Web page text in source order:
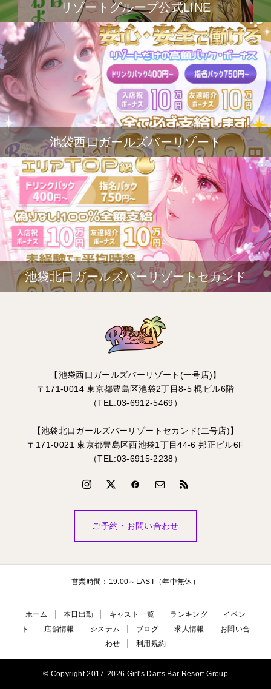
リゾートグループ公式LINE
池袋西口ガールズバーリゾート
池袋北口ガールズバーリゾートセカンド
【池袋西口ガールズバーリゾート(一号店)】
〒171-0014 東京都豊島区池袋2丁目8-5 梶ビル6階
（TEL:03-6912-5469）
【池袋北口ガールズバーリゾートセカンド(二号店)】
〒171-0021 東京都豊島区西池袋1丁目44-6 邦正ビル6F
（TEL:03-6915-2238）
ご予約・お問い合わせ
営業時間：19:00～LAST（年中無休）
ホーム 本日出勤 キャスト一覧 ランキング
イベン
ト
店舗情報 システム ブログ 求人情報
お問い合
わせ
利用規約
© Copyright 2017-2026 Girl's Darts Bar Resort Group